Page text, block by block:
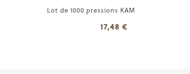
Lot de 1000 pressions KAM
17,48 €